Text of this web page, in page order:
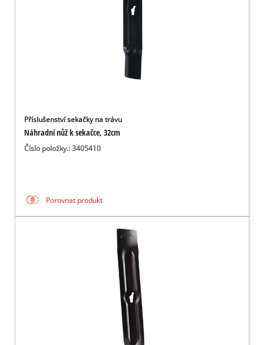
Příslušenství sekačky na trávu
Náhradní nůž k sekačce, 32cm
Číslo položky.: 3405410
Porovnat produkt